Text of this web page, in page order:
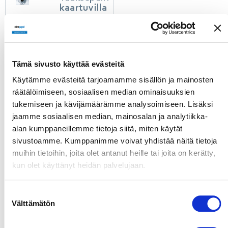
Tämä sivusto käyttää evästeitä
Käytämme evästeitä tarjoamamme sisällön ja mainosten
räätälöimiseen, sosiaalisen median ominaisuuksien
tukemiseen ja kävijämäärämme analysoimiseen. Lisäksi
jaamme sosiaalisen median, mainosalan ja analytiikka-
alan kumppaneillemme tietoja siitä, miten käytät
sivustoamme. Kumppanimme voivat yhdistää näitä tietoja
muihin tietoihin, joita olet antanut heille tai joita on kerätty,
kun olet käyttänyt heidän palvelujaan.
valinta
Välttämätön
kaartuvilla
kaartuvilla
siivillä
varustettuja
keskipakopuhaltimia
käytetään
muun
muassa
ilmanvaihtoyksiköiden
tulo- ja
poistoilmanvaihdossa.
Koska suurin